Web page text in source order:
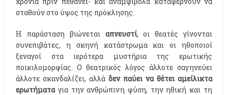
σταθούν στο ύψος της πρόκλησης.
Η παράσταση βιώνεται απνευστί, οι θεατές γίνονται
συνεπιβάτες, η σκηνή κατάστρωμα και οι ηθοποιοί
ξεναγοί στα ιερότερα μυστήρια της ερωτικής
ποικιλομορφίας. Ο θεατρικός λόγος άλλοτε σαγηνεύει
άλλοτε σκανδαλίζει, αλλάδεν παύει να θέτει αμείλικτα
ερωτήματαγια την ανθρώπινη φύση, την ηθική και τη